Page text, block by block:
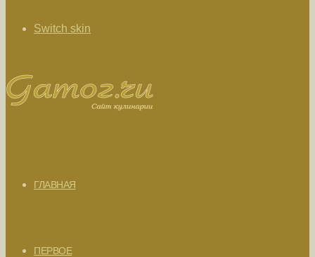
Switch skin
ГЛАВНАЯ
ПЕРВОЕ